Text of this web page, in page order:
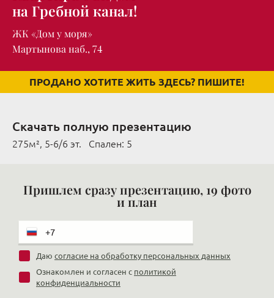
на Гребной канал!
ЖК «Дом у моря»
Мартынова наб., 74
ПРОДАНО ХОТИТЕ ЖИТЬ ЗДЕСЬ? ПИШИТЕ!
Скачать полную презентацию
275м², 5-6/6 эт. Cпален: 5
Пришлем сразу презентацию, 19 фото
и план
Даю согласие на обработку персональных данных
Ознакомлен и согласен с политикой
конфиденциальности